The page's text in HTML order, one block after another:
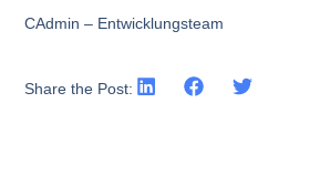
CAdmin – Entwicklungsteam
Share the Post: